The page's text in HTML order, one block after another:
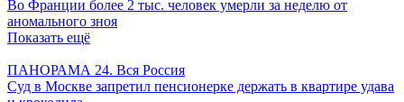
Во Франции более 2 тыс. человек умерли за неделю от
аномального зноя
Показать ещё
ПАНОРАМА 24. Вся Россия
Суд в Москве запретил пенсионерке держать в квартире удава